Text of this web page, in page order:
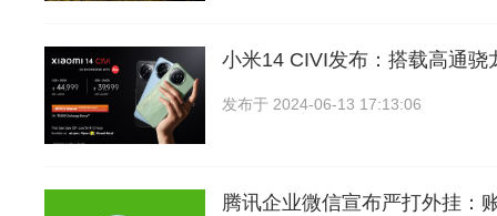
小米14 CIVI发布：搭载高通骁
发布于 2024-06-13 17:13:06
腾讯企业微信宣布严打外挂：